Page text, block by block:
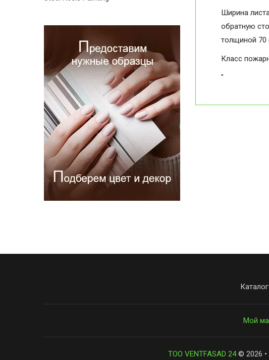
Ширина
обратную
толщиной 70
Класс
"
Каталог
Мой
ТОО VENTFASAD 24© 2026 •